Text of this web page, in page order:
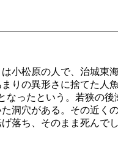
小松原の人で、治城東
りの異形さに捨てた人
なったという。若狭の
洞穴がある。その近く
落ち、そのまま死んで